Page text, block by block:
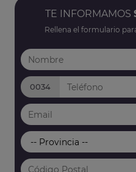
TE INFORMAMOS
Rellena el formulario
0034